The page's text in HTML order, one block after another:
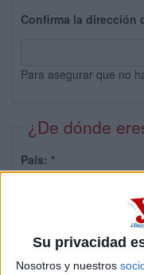
Su privacidad
Nosotros y nuestros
Confirma la dirección
Para asegurar que no
¿De dónde
País: *